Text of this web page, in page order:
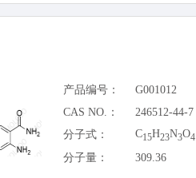
产品编号：
G001012
CAS NO.：
246512-44-7
分子式：
C15H23N3O4
分子量： 309.36